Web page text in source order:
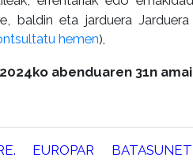
baldin eta jarduera
hemen).
2024ko abenduaren 31n
EUROPAR